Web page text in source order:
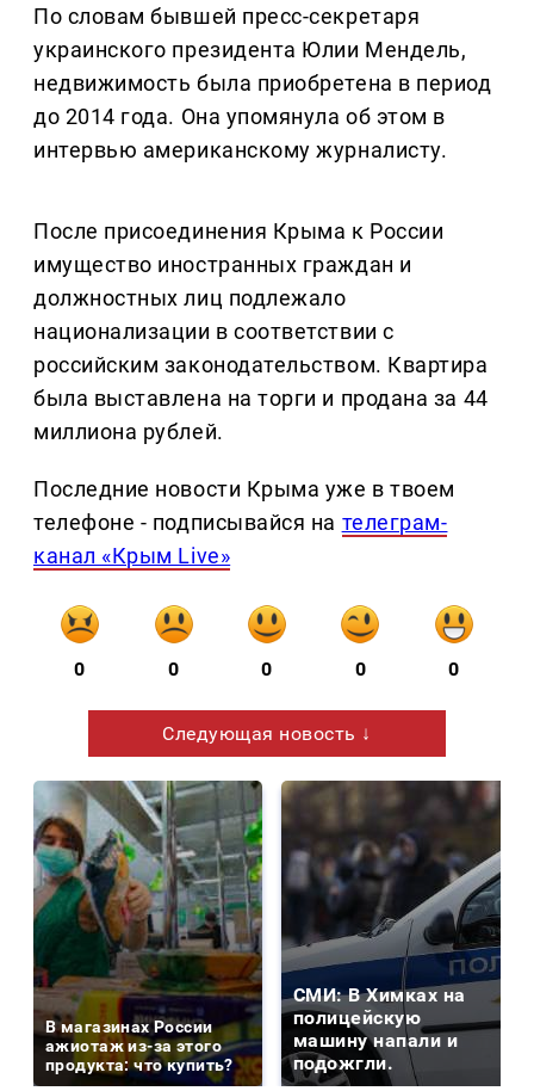
По словам бывшей пресс-секретаря
украинского президента Юлии Мендель,
недвижимость была приобретена в период
до 2014 года. Она упомянула об этом в
интервью американскому журналисту.
После присоединения Крыма к России
имущество иностранных граждан и
должностных лиц подлежало
национализации в соответствии с
российским законодательством. Квартира
была выставлена на торги и продана за 44
миллиона рублей.
Последние новости Крыма уже в твоем
телефоне - подписывайся на телеграм-
канал «Крым Live»
0 0 0 0 0
Следующая новость ↓
В магазинах России
ажиотаж из-за этого
продукта: что купить?
СМИ: В Химках на
полицейскую
машину напали и
подожгли.